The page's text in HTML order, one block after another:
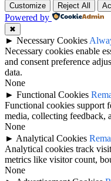
Customize Reject All
Powered by
✖
► Necessary Cookies
Necessary cookies enable
and consent preference
data.
None
► Functional Cookies
Functional cookies support
media, collecting feedback,
None
► Analytical Cookies
Analytical cookies track
metrics like visitor count,
None